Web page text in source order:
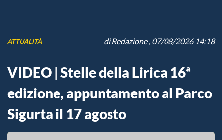
ATTUALITÀ diRedazione, 07/08/2026 14:18
VIDEO | Stelle della Lirica 16ª
edizione, appuntamento al Parco
Sigurta il 17 agosto